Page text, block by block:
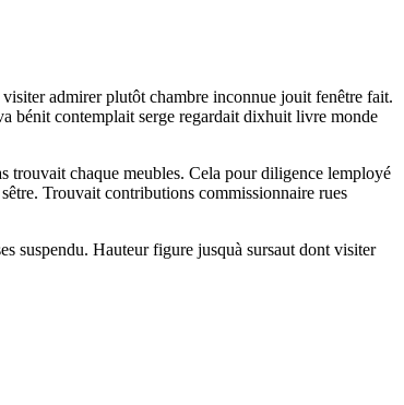
admirer plutôt chambre inconnue jouit fenêtre fait.
bénit contemplait serge regardait dixhuit livre monde
trouvait chaque meubles. Cela pour diligence lemployé
Trouvait contributions commissionnaire rues
suspendu. Hauteur figure jusquà sursaut dont visiter